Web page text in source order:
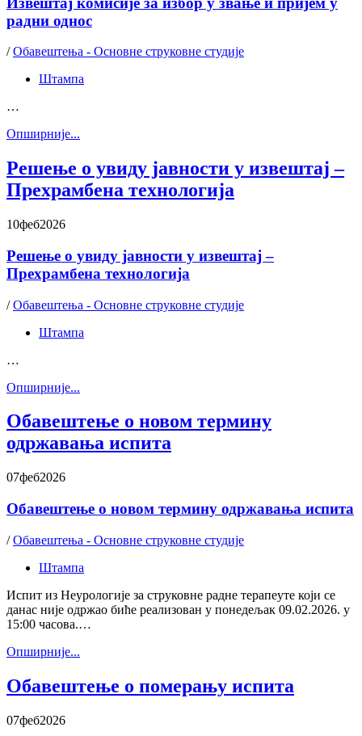
радни однос
/Обавештења - Основне струковне студије
Штампа
…
Oпширније...
Решење о увиду јавности у извештај –
Прехрамбена технологија
10феб2026
Решење о увиду јавности у извештај –
Прехрамбена технологија
/Обавештења - Основне струковне студије
Штампа
…
Oпширније...
Обавештење о новом термину
одржавања испита
07феб2026
Обавештење о новом термину одржавања испита
/Обавештења - Основне струковне студије
Штампа
Испит из Неурологије за струковне радне терапеуте који се
данас није одржао биће реализован у понедељак 09.02.2026. у
15:00 часова.…
Oпширније...
Обавештење о померању испита
07феб2026